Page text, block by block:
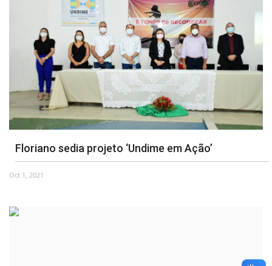
Floriano sedia projeto ‘Undime em Ação’
Oct 1, 2021